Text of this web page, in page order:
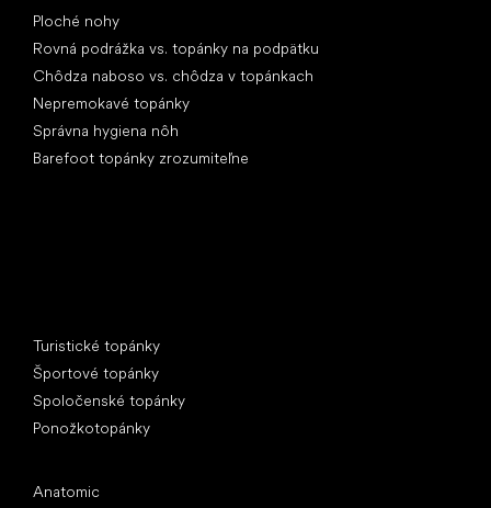
Ploché nohy
Rovná podrážka vs. topánky na podpätku
Chôdza naboso vs. chôdza v topánkach
Nepremokavé topánky
Správna hygiena nôh
Barefoot topánky zrozumiteľne
Turistické topánky
Športové topánky
Spoločenské topánky
Ponožkotopánky
Anatomic